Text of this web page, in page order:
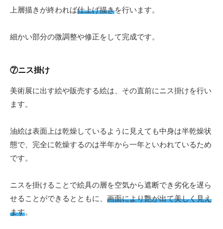
上層描きが終われば仕上げ描きを行います。
細かい部分の微調整や修正をして完成です。
⑦ニス掛け
美術展に出す絵や販売する絵は、その直前にニス掛けを行い
ます。
油絵は表面上は乾燥しているように見えても中身は半乾燥状
態で、完全に乾燥するのは半年から一年といわれているため
です。
ニスを掛けることで絵具の層を空気から遮断でき劣化を遅ら
せることができるとともに、 画面により艶が出て美しく見え
ます。